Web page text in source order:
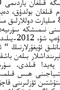
دوللار ياردەم
بارمىدى؟ 85 مىليون نۇپۇسلۇق،
نىمىشكە
سەۋەبىنى
ئۇيغۇرلارنىڭ
بىلەن
قىلدى.
ھىس
ئۆزلىرىنى